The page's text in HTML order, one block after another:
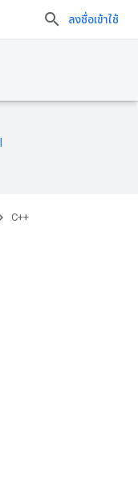
ลงชื่อเข้าใช้
C++